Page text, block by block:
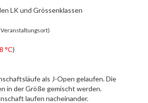
LK und Grössenklassen
°C)
als J-Open gelaufen. Die
in der Größe gemischt werden.
laufen nacheinander.